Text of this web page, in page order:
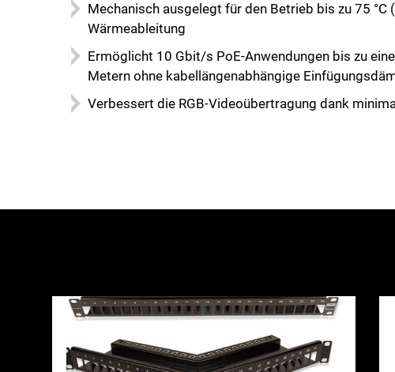
Mechanisch ausgelegt für den Betrieb bis zu 75 °C
Wärmeableitung
Ermöglicht 10 Gbit/s PoE-Anwendungen bis zu
Metern ohne kabellängenabhängige
Verbessert die RGB-Videoübertragung dank